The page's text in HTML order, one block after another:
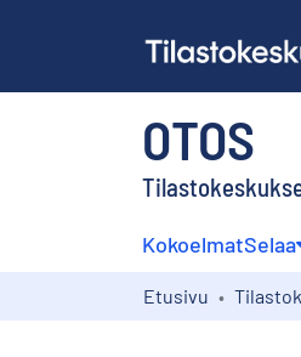
OTOS
KokoelmatSelaa
Etusivu